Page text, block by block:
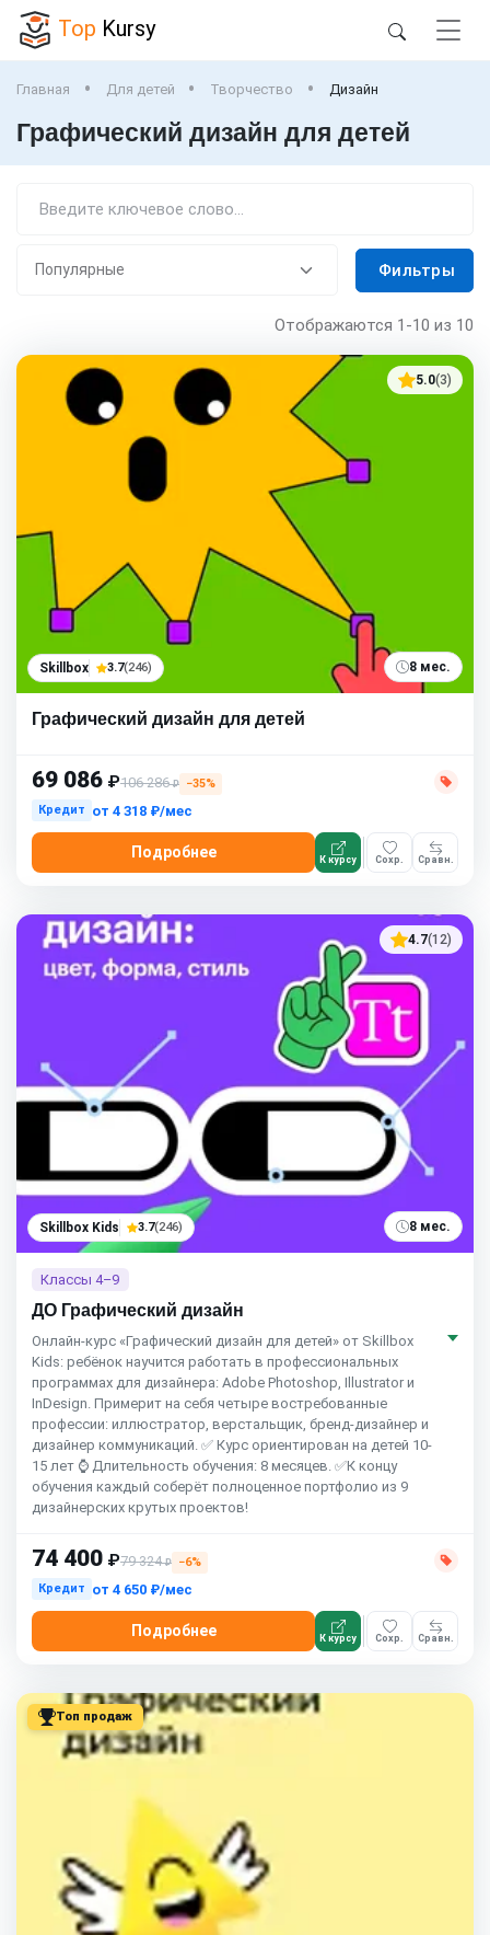
Top Kursy
Главная Для детей Творчество Дизайн
Графический дизайн для детей
Фильтры
Отображаются 1-10 из 10
5.0(3)
Skillbox 3.7(246) 8 мес.
Графический дизайн для детей
69 086 ₽106 286₽
−35%
Кредит
от 4 318 ₽/мес
Подробнее К курсу Сохр. Сравн.
4.7(12)
Skillbox Kids 3.7(246) 8 мес.
Классы 4–9
ДО Графический дизайн
Онлайн-курс «Графический дизайн для детей» от Skillbox
Kids: ребёнок научится работать в профессиональных
программах для дизайнера: Adobe Photoshop, Illustrator и
InDesign. Примерит на себя четыре востребованные
профессии: иллюстратор, верстальщик, бренд-дизайнер и
дизайнер коммуникаций. ✅ Курс ориентирован на детей 10-
15 лет ⌚ Длительность обучения: 8 месяцев. ✅К концу
обучения каждый соберёт полноценное портфолио из 9
дизайнерских крутых проектов!
74 400 ₽79 324₽
−6%
Кредит
от 4 650 ₽/мес
Подробнее К курсу Сохр. Сравн.
Топ продаж